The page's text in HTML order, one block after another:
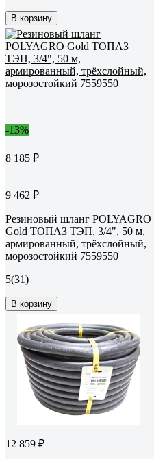
В корзину
-13%
8 185 ₽
9 462 ₽
Резиновый шланг POLYAGRO
Gold ТОПАЗ ТЭП, 3/4", 50 м,
армированный, трёхслойный,
морозостойкий 7559550
5(31)
В корзину
12 859 ₽